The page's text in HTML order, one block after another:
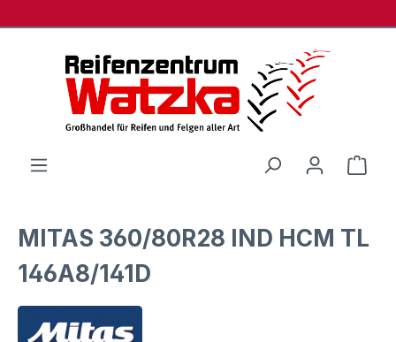
MITAS 360/80R28 IND HCM TL
146A8/141D